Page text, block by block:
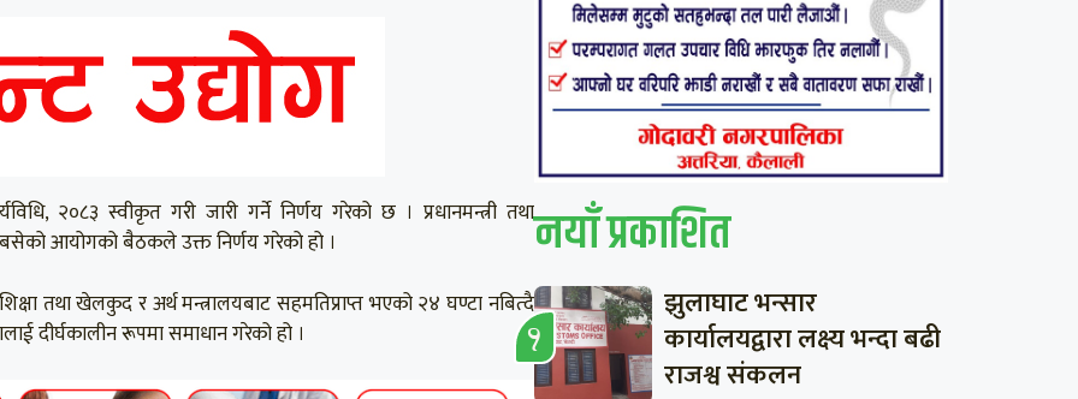
२०८३ स्वीकृत गरी जारी गर्ने निर्णय गरेको छ । प्रधानमन्त्री तथा
बसेको आयोगको बैठकले उक्त निर्णय गरेको हो ।
तथा खेलकुद र अर्थ मन्त्रालयबाट सहमतिप्राप्त भएको २४ घण्टा नबित्दै
दीर्घकालीन रूपमा समाधान गरेको हो ।
नयाँ प्रकाशित
झुलाघाट भन्सार
कार्यालयद्वारा लक्ष्य भन्दा बढी
राजश्व संकलन